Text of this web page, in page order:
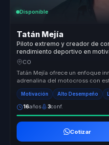
Disponible
Tatán Mejía
Piloto extremo y creador de
rendimiento deportivo en
para líderes y equipos.
CO
Tatán Mejía ofrece un enfoque
adrenalina del motocross con
Su capacidad para...
Motivación Alto Desempeño
16años 3conf.
Cotizar